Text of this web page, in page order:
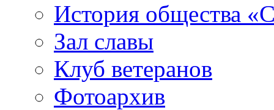
История общества
Зал славы
Клуб ветеранов
Фотоархив